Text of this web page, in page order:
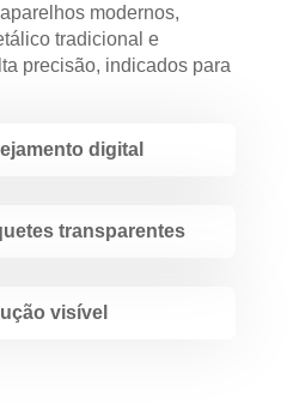
modernos,
tradicional e
precisão, indicados para
digital
transparentes
visível